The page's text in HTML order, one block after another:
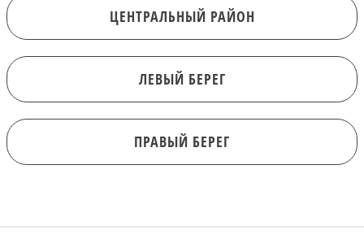
ЦЕНТРАЛЬНЫЙ РАЙОН
ЛЕВЫЙ БЕРЕГ
ПРАВЫЙ БЕРЕГ